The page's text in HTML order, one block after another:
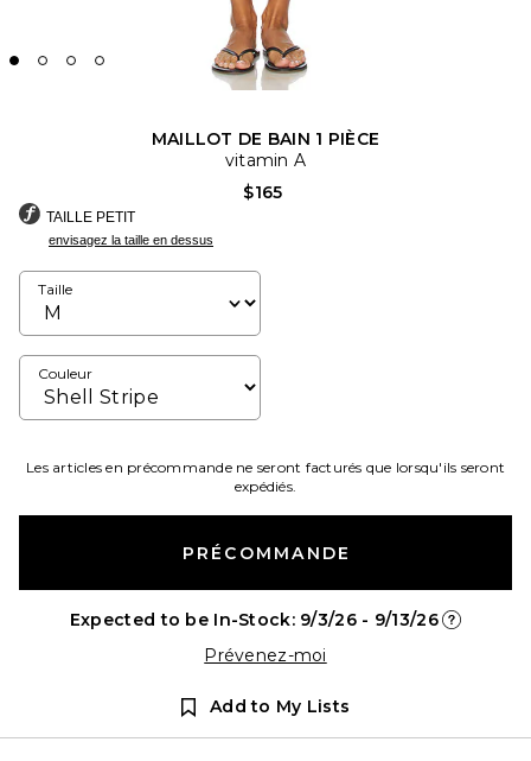
MAILLOT DE BAIN 1 PIÈCE
vitamin A
$165
TAILLE PETIT
envisagez la taille en dessus
Taille
Couleur
Les articles en précommande ne seront facturés que lorsqu'ils seront
expédiés.
PRÉCOMMANDE
Expected to be In-Stock: 9/3/26 - 9/13/26
Prévenez-moi
Add to My Lists